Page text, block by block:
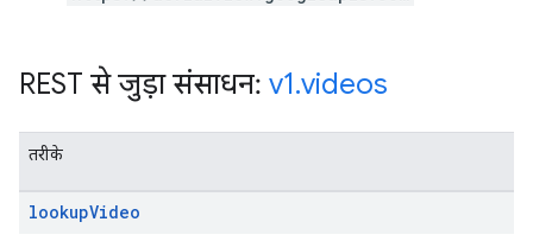
REST से जुड़ा संसाधन: v1.videos
तरीके
lookupVideo